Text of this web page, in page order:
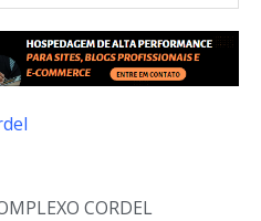
CORDEL